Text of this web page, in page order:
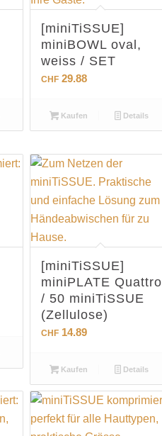
[miniTiSSUE]
miniBOWL oval,
weiss / SET
CHF29.88
Kaufen Details
[miniTiSSUE]
miniPLATE Quattro
/ 50 miniTiSSUE
(Zellulose)
CHF14.89
Kaufen Details